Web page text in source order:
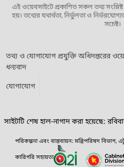
এই ওয়েবসাইটে প্রকাশিত সকল তথ্য
হয়। তথ্যের যথার্থতা, নির্ভুলতা ও
সচেষ্ট।
তথ্য ও যোগাযোগ প্রযুক্তি অধিদপ্তরের
ধন্যবাদ
যোগাযোগ
সাইটটি শেষ হাল-নাগাদ করা হয়েছে:
পরিকল্পনা এবং বাস্তবায়ন: মন্ত্রিপরিষদ
কারিগরি সহায়তা